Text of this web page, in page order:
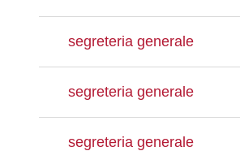
segreteria generale
segreteria generale
segreteria generale